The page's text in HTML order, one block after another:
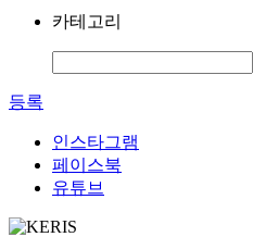
카테고리
등록
인스타그램
페이스북
유튜브